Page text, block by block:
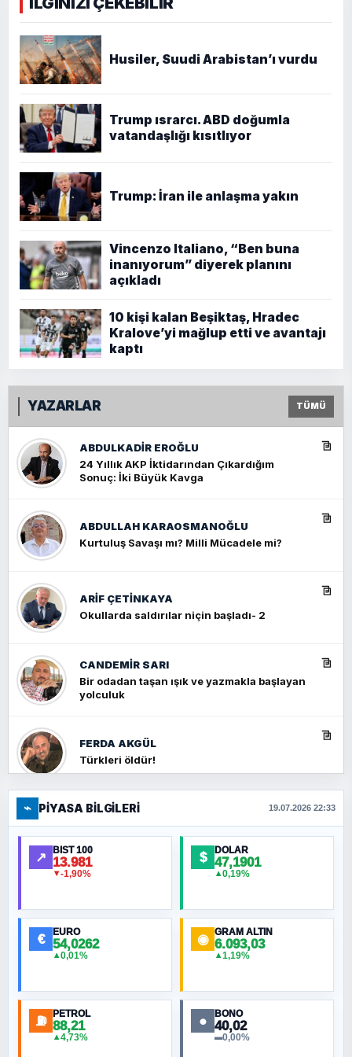
Husiler, Suudi Arabistan’ı vurdu
Trump ısrarcı. ABD doğumla
vatandaşlığı kısıtlıyor
Trump: İran ile anlaşma yakın
Vincenzo Italiano, “Ben buna
inanıyorum” diyerek planını
açıkladı
10 kişi kalan Beşiktaş, Hradec
Kralove’yi mağlup etti ve avantajı
kaptı
YAZARLAR TÜMÜ
ABDULKADIR EROĞLU
24 Yıllık AKP İktidarından Çıkardığım
Sonuç: İki Büyük Kavga
ABDULLAH KARAOSMANOĞLU
Kurtuluş Savaşı mı? Milli Mücadele mi?
ARIF ÇETİNKAYA
Okullarda saldırılar niçin başladı- 2
CANDEMIR SARI
Bir odadan taşan ışık ve yazmakla başlayan
yolculuk
FERDA AKGÜL
Türkleri öldür!
FERHAT BÜYÜKKALKAN
Ankara Zirvesi: NATO Toplantısı mı, Yeni
Ortadoğu Haritasının Provası mı?
MURAT ÖZKAN
NURETTIN BÖLÜK
⌁ PIYASA BILGILERI 19.07.2026 22:33
↗ BIST 100
13.981
▼-1,90%
$ DOLAR
47,1901
▲0,19%
€ EURO
54,0262
▲0,01%
◉ GRAM ALTIN
6.093,03
▲1,19%
⛽ PETROL
88,21
▲4,73%
● BONO
40,02
▬0,00%